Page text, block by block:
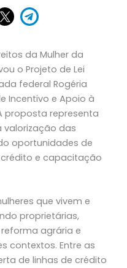
da Mulher da
o Projeto de Lei
federal Rogéria
Incentivo e Apoio à
proposta representa
das
oportunidades de
e capacitação
que vivem e
proprietárias,
agrária e
contextos. Entre as
de linhas de crédito